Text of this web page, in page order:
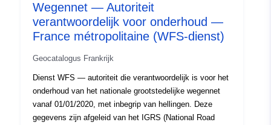
Wegennet — Autoriteit
verantwoordelijk voor onderhoud —
France métropolitaine (WFS-dienst)
Geocatalogus Frankrijk
Dienst WFS — autoriteit die verantwoordelijk is voor het
onderhoud van het nationale grootstedelijke wegennet
vanaf 01/01/2020, met inbegrip van hellingen. Deze
gegevens zijn afgeleid van het IGRS (National Road